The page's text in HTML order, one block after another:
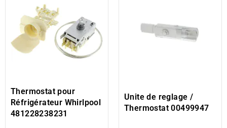
Thermostat pour
Réfrigérateur Whirlpool
481228238231
Unite de reglage /
Thermostat 00499947